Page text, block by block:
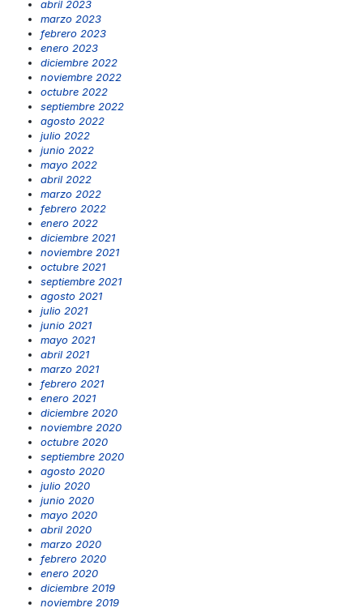
abril 2023
marzo 2023
febrero 2023
enero 2023
diciembre 2022
noviembre 2022
octubre 2022
septiembre 2022
agosto 2022
julio 2022
junio 2022
mayo 2022
abril 2022
marzo 2022
febrero 2022
enero 2022
diciembre 2021
noviembre 2021
octubre 2021
septiembre 2021
agosto 2021
julio 2021
junio 2021
mayo 2021
abril 2021
marzo 2021
febrero 2021
enero 2021
diciembre 2020
noviembre 2020
octubre 2020
septiembre 2020
agosto 2020
julio 2020
junio 2020
mayo 2020
abril 2020
marzo 2020
febrero 2020
enero 2020
diciembre 2019
noviembre 2019